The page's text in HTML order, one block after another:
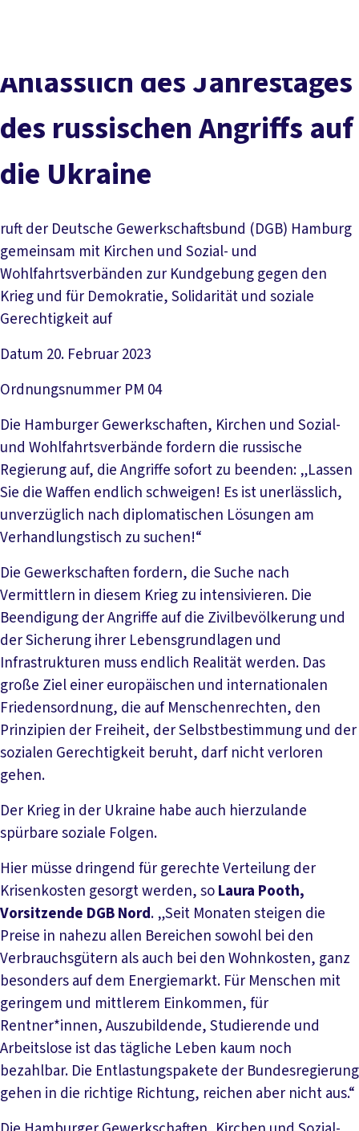
Service
Mitmachen
Anlässlich des Jahrestages
des russischen Angriffs auf
die Ukraine
ruft der Deutsche Gewerkschaftsbund (DGB) Hamburg
gemeinsam mit Kirchen und Sozial- und
Wohlfahrtsverbänden zur Kundgebung gegen den
Krieg und für Demokratie, Solidarität und soziale
Gerechtigkeit auf
Datum 20. Februar 2023
Ordnungsnummer PM 04
Die Hamburger Gewerkschaften, Kirchen und Sozial-
und Wohlfahrtsverbände fordern die russische
Regierung auf, die Angriffe sofort zu beenden: „Lassen
Sie die Waffen endlich schweigen! Es ist unerlässlich,
unverzüglich nach diplomatischen Lösungen am
Verhandlungstisch zu suchen!“
Die Gewerkschaften fordern, die Suche nach
Vermittlern in diesem Krieg zu intensivieren. Die
Beendigung der Angriffe auf die Zivilbevölkerung und
der Sicherung ihrer Lebensgrundlagen und
Infrastrukturen muss endlich Realität werden. Das
große Ziel einer europäischen und internationalen
Friedensordnung, die auf Menschenrechten, den
Prinzipien der Freiheit, der Selbstbestimmung und der
sozialen Gerechtigkeit beruht, darf nicht verloren
gehen.
Der Krieg in der Ukraine habe auch hierzulande
spürbare soziale Folgen.
Hier müsse dringend für gerechte Verteilung der
Krisenkosten gesorgt werden, soLaura Pooth,
Vorsitzende DGB Nord. „Seit Monaten steigen die
Preise in nahezu allen Bereichen sowohl bei den
Verbrauchsgütern als auch bei den Wohnkosten, ganz
besonders auf dem Energiemarkt. Für Menschen mit
geringem und mittlerem Einkommen, für
Rentner*innen, Auszubildende, Studierende und
Arbeitslose ist das tägliche Leben kaum noch
bezahlbar. Die Entlastungspakete der Bundesregierung
gehen in die richtige Richtung, reichen aber nicht aus.“